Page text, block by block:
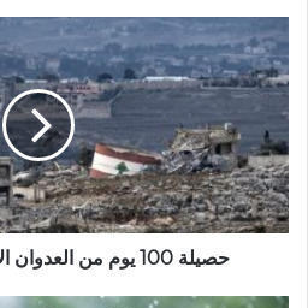
حصيلة 100 يوم من العدوان الإسرائيلي على لبنان